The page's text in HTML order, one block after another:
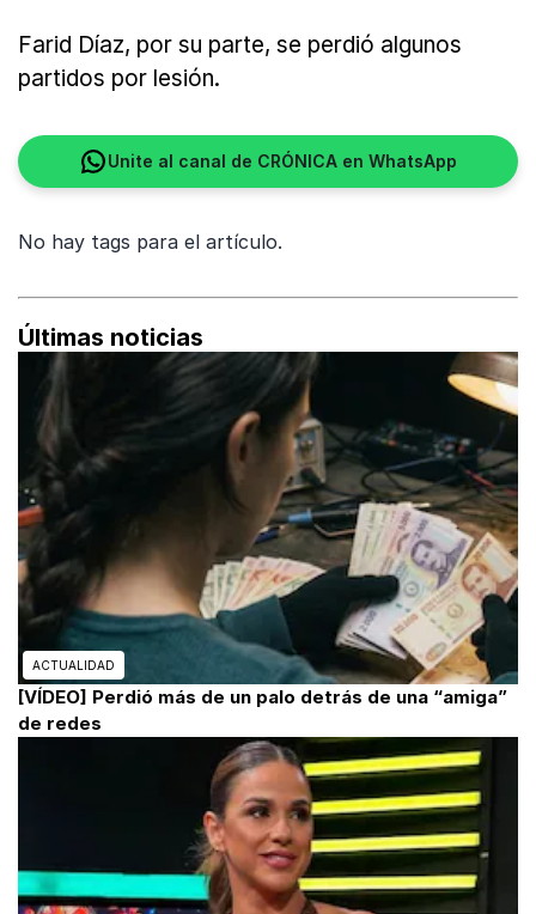
Farid Díaz, por su parte, se perdió algunos
partidos por lesión.
Unite al canal de CRÓNICA en WhatsApp
No hay tags para el artículo.
Últimas noticias
ACTUALIDAD
[VÍDEO] Perdió más de un palo detrás de una “amiga”
de redes